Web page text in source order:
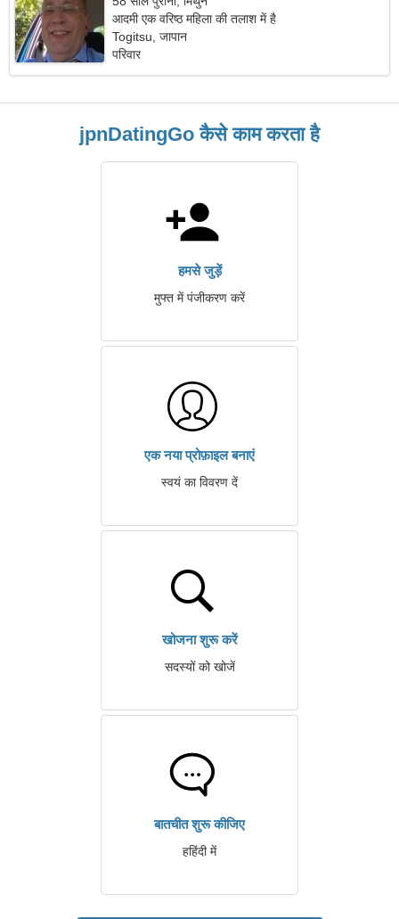
आदमी एक वरिष्ठ महिला की तलाश में है
Togitsu, जापान
परिवार
jpnDatingGo कैसे काम करता है
हमसे जुड़ें
मुफ्त में पंजीकरण करें
एक नया प्रोफ़ाइल बनाएं
स्वयं का विवरण दें
खोजना शुरू करें
सदस्यों को खोजें
बातचीत शुरू कीजिए
हहिंदी में